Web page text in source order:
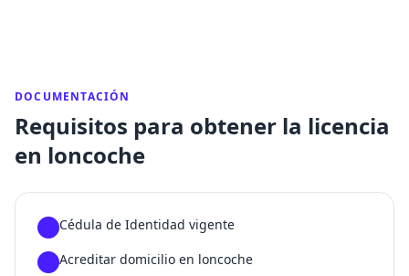
DOCUMENTACIÓN
Requisitos para obtener la licencia
en loncoche
Cédula de Identidad vigente
Acreditar domicilio en loncoche